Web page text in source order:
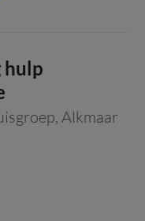
hulp
, Alkmaar